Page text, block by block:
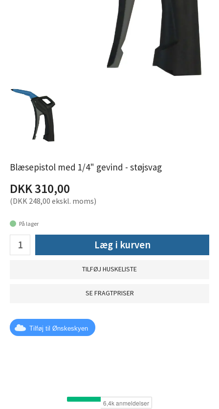
Blæsepistol med 1/4" gevind - støjsvag
DKK 310,00
(DKK 248,00 ekskl. moms)
På lager
Læg i kurven
TILFØJ HUSKELISTE
SE FRAGTPRISER
Tilføj til Ønskeskyen